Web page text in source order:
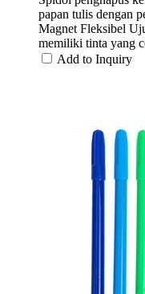
papan tulis dengan
Magnet Fleksibel
memiliki tinta yang
Add to Inquiry